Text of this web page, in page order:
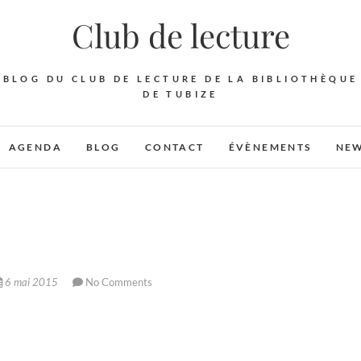
Club de lecture
BLOG DU CLUB DE LECTURE DE LA BIBLIOTHÈQUE
DE TUBIZE
AGENDA BLOG CONTACT ÉVÈNEMENTS
6 mai 2015 No Comments